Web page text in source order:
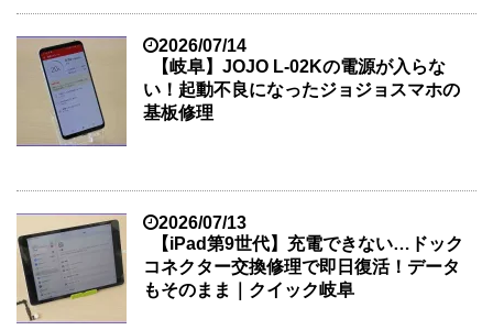
2026/07/14
【岐阜】JOJO L-02Kの電源が入らな
い！起動不良になったジョジョスマホの
基板修理
2026/07/13
【iPad第9世代】充電できない…ドック
コネクター交換修理で即日復活！データ
もそのまま｜クイック岐阜